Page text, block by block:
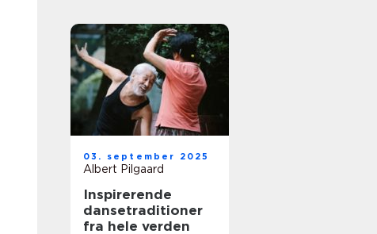
03. september 2025
Albert Pilgaard
Inspirerende
dansetraditioner
fra hele verden